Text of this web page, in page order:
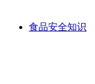
食品安全知识